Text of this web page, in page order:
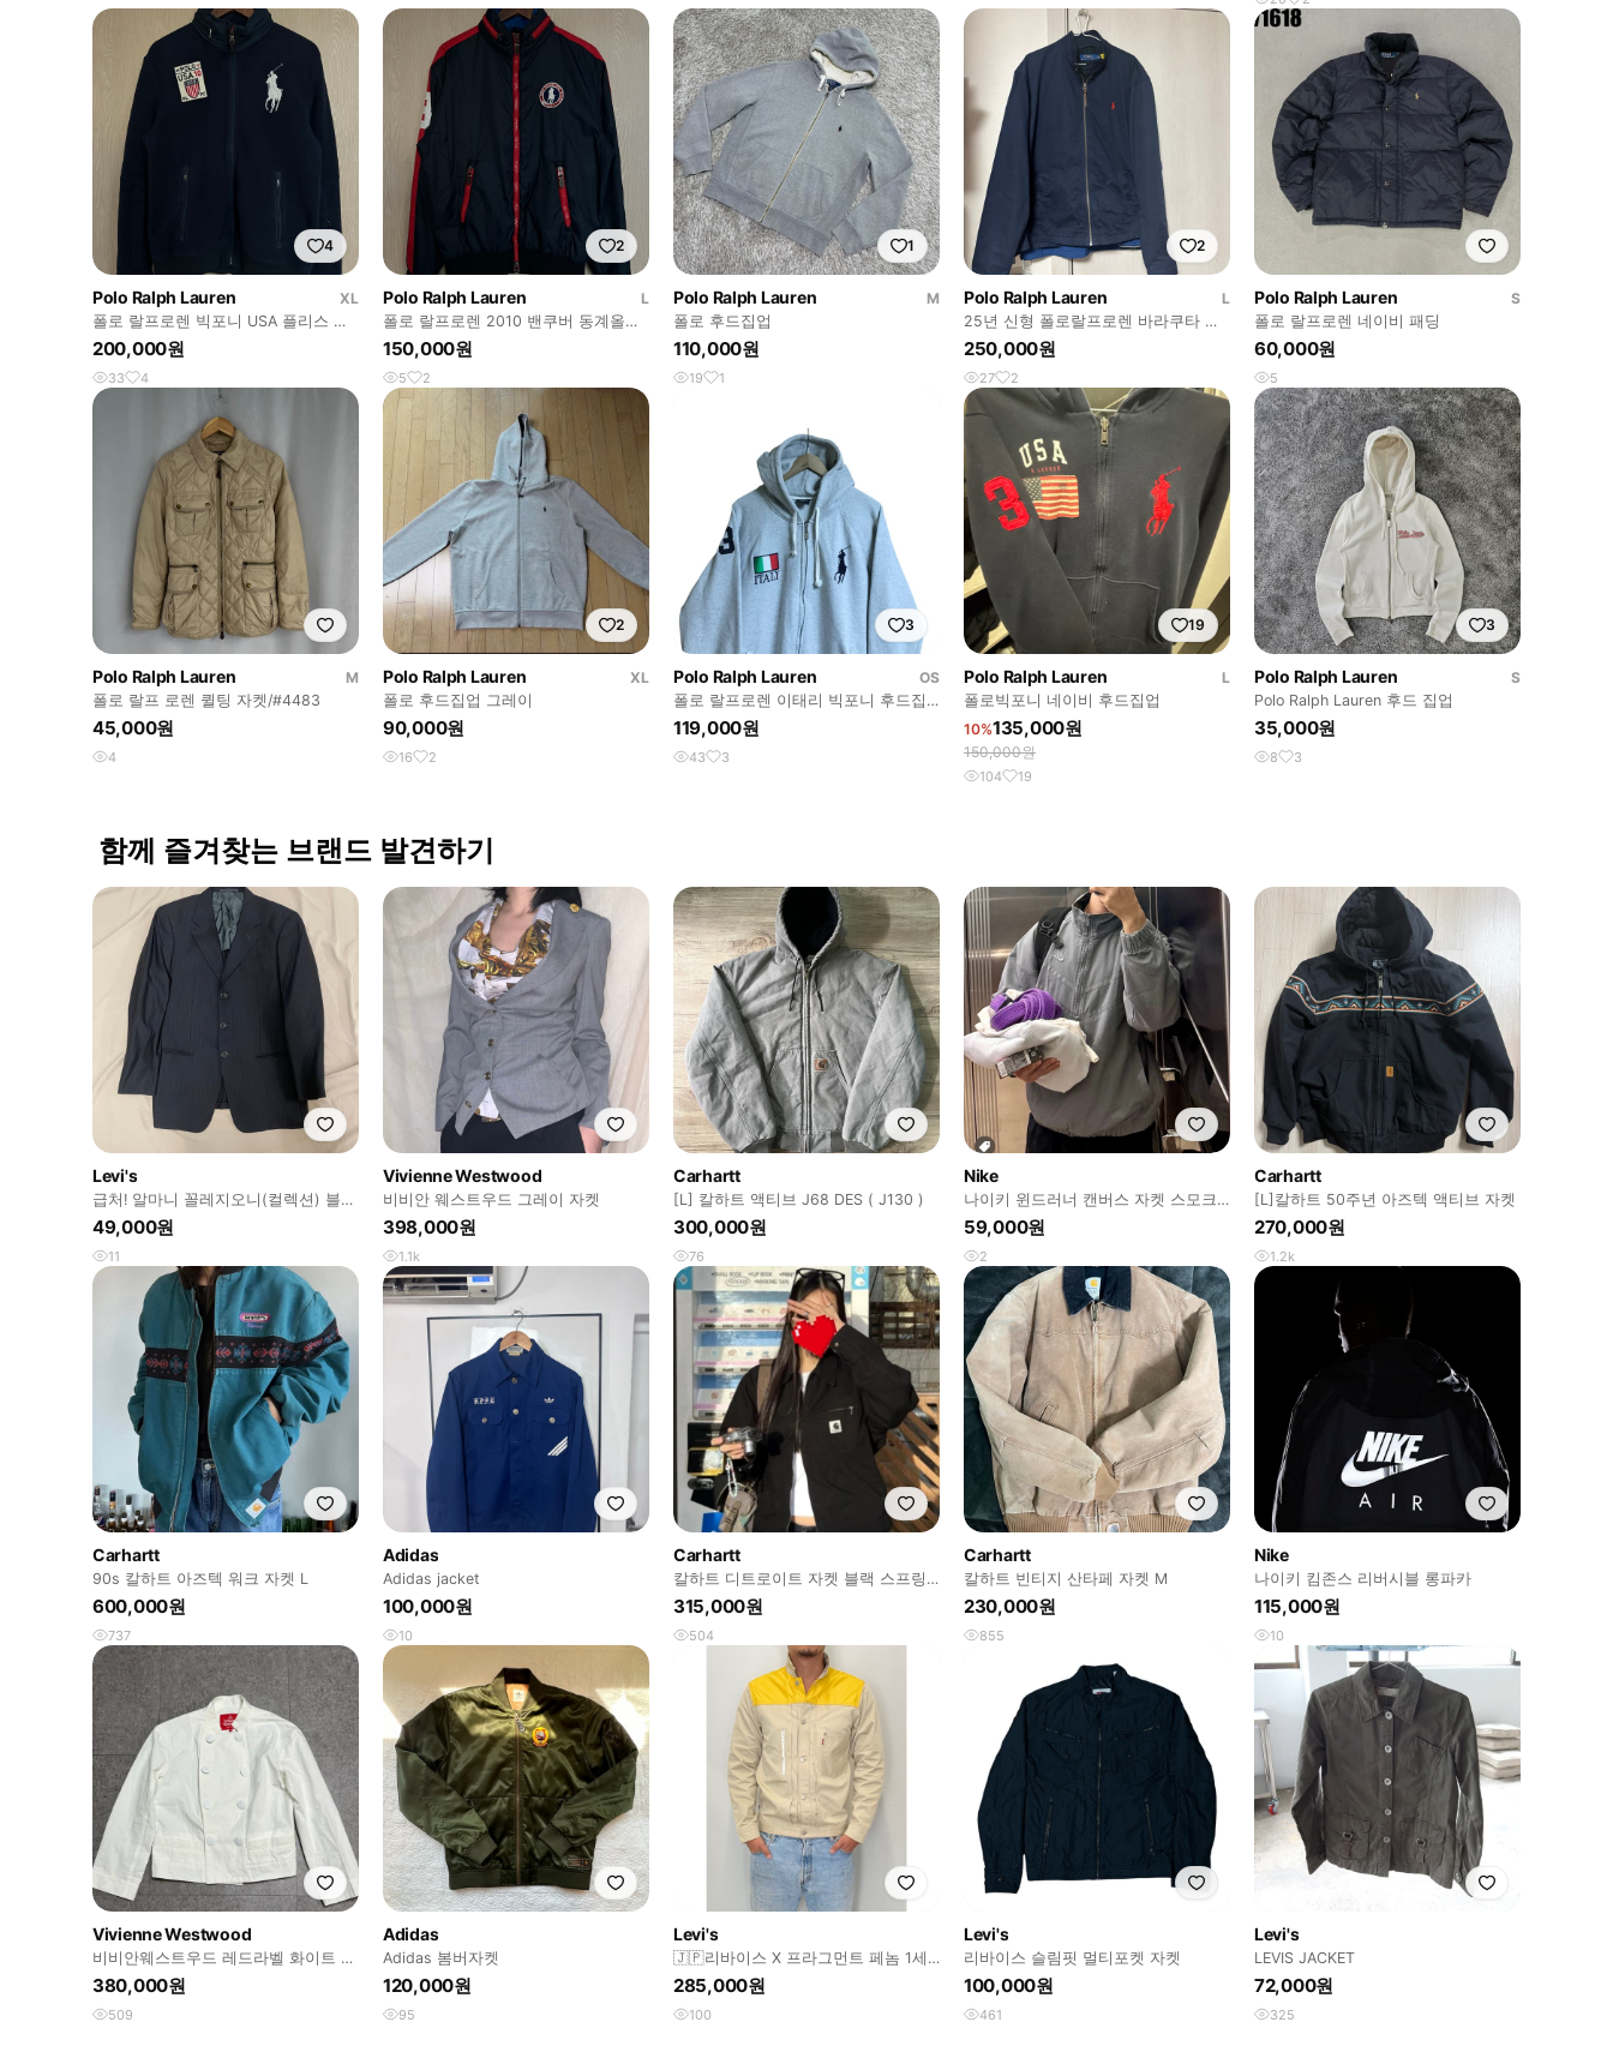
4
Polo Ralph Lauren
XL
폴로 랄프로렌 빅포니 USA 플리스 페
리 집업 자켓 18
200,000원
33 4
2
Polo Ralph Lauren
L
폴로 랄프로렌 2010 밴쿠버 동계올림
픽 미국 대표팀 자켓 17
150,000원
5 2
1
Polo Ralph Lauren
M
폴로 후드집업
110,000원
19 1
2
Polo Ralph Lauren
L
25년 신형 폴로랄프로렌 바라쿠타 자
켓
250,000원
27 2
Polo Ralph Lauren
S
폴로 랄프로렌 네이비 패딩
60,000원
5
Polo Ralph Lauren
M
폴로 랄프 로렌 퀼팅 자켓/#4483
45,000원
4
2
Polo Ralph Lauren
XL
폴로 후드집업 그레이
90,000원
16 2
3
Polo Ralph Lauren
OS
폴로 랄프로렌 이태리 빅포니 후드집
업
119,000원
43 3
19
Polo Ralph Lauren
L
폴로빅포니 네이비 후드집업
10%135,000원
150,000원
104 19
3
Polo Ralph Lauren
S
Polo Ralph Lauren 후드 집업
35,000원
8 3
함께 즐겨찾는 브랜드 발견하기
Levi's
급처! 알마니 꼴레지오니(컬렉션) 블레
이져
49,000원
11
Vivienne Westwood
비비안 웨스트우드 그레이 자켓
398,000원
1.1k
Carhartt
[L] 칼하트 액티브 J68 DES ( J130 )
300,000원
76
Nike
나이키 윈드러너 캔버스 자켓 스모크
그레이 L (DX0697-084)
59,000원
2
Carhartt
[L]칼하트 50주년 아즈텍 액티브 자켓
270,000원
1.2k
Carhartt
90s 칼하트 아즈텍 워크 자켓 L
600,000원
737
Adidas
Adidas jacket
100,000원
10
Carhartt
칼하트 디트로이트 자켓 블랙 스프링
우먼 M
315,000원
504
Carhartt
칼하트 빈티지 산타페 자켓 M
230,000원
855
Nike
나이키 킴존스 리버시블 롱파카
115,000원
10
Vivienne Westwood
비비안웨스트우드 레드라벨 화이트 자
켓
380,000원
509
Adidas
Adidas 봄버자켓
120,000원
95
Levi's
🇯🇵리바이스 X 프라그먼트 페놈 1세
대 트러커 자켓
285,000원
100
Levi's
리바이스 슬림핏 멀티포켓 자켓
100,000원
461
Levi's
LEVIS JACKET
72,000원
325